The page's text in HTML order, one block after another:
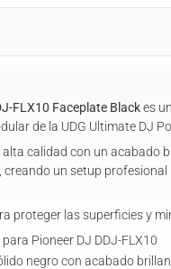
FLX10 Faceplate Blackes
de la UDG Ultimate DJ
calidad con un acabado
un setup profesional
proteger las superficies y
Pioneer DJ DDJ-FLX10
negro con acabado